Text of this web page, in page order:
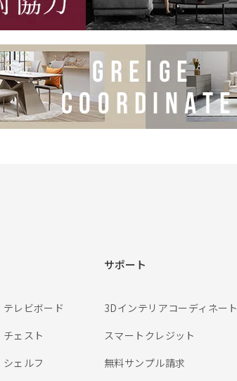
テレビボード
チェスト
シェルフ
サポート
3Dインテリアコーディネー
スマートクレジット
無料サンプル請求